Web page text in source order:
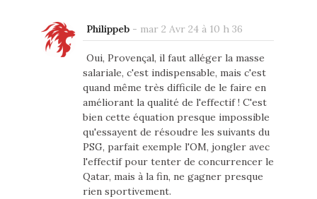
Philippeb- mar 2 Avr 24 à 10 h 36
Oui, Provençal, il faut alléger la masse
salariale, c'est indispensable, mais c'est
quand même très difficile de le faire en
améliorant la qualité de l'effectif ! C'est
bien cette équation presque impossible
qu'essayent de résoudre les suivants du
PSG, parfait exemple l'OM, jongler avec
l'effectif pour tenter de concurrencer le
Qatar, mais à la fin, ne gagner presque
rien sportivement.